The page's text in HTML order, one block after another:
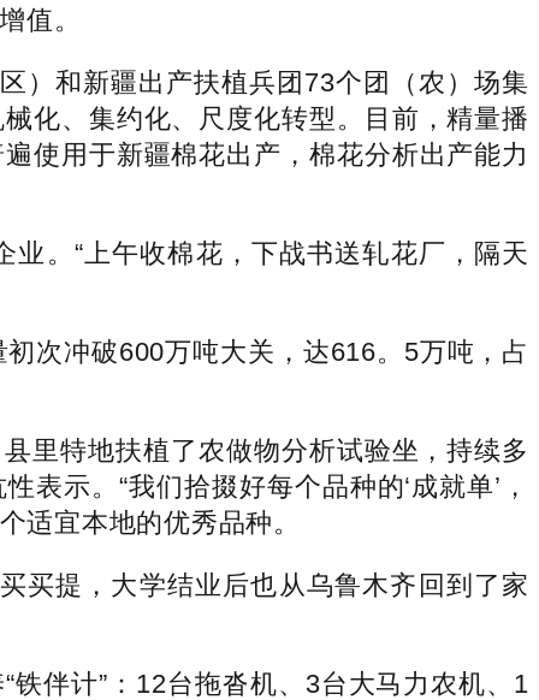
值。
和新疆出产扶植兵团73个团（农）场集
化、集约化、尺度化转型。目前，精量播
使用于新疆棉花出产，棉花分析出产能力
。“上午收棉花，下战书送轧花厂，隔天
冲破600万吨大关，达616。5万吨，占
特地扶植了农做物分析试验坐，持续多
示。“我们拾掇好每个品种的‘成就单’，
适宜本地的优秀品种。
提，大学结业后也从乌鲁木齐回到了家
伴计”：12台拖沓机、3台大马力农机、1